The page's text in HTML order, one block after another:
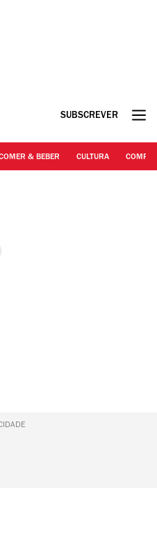
SUBSCREVER
& BEBER CULTURA